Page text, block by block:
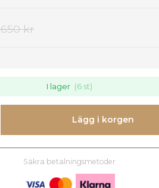
kr
I lager (6 st)
Lägg i korgen
Säkra betalningsmetoder